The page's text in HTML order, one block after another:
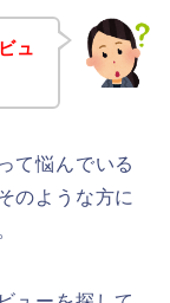
ュ
て悩んでいる
のような方に